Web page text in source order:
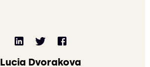
Lucia Dvorakova